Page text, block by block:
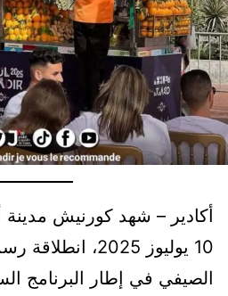
أكادير – شهد كورنيش مدينة
10 يوليوز 2025،
الصيفي في إطار البرنامج